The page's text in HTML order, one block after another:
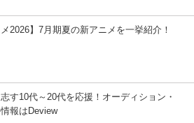
メ2026】7月期夏の新アニメを一挙紹介！
す10代～20代を応援！オーディション・
報はDeview